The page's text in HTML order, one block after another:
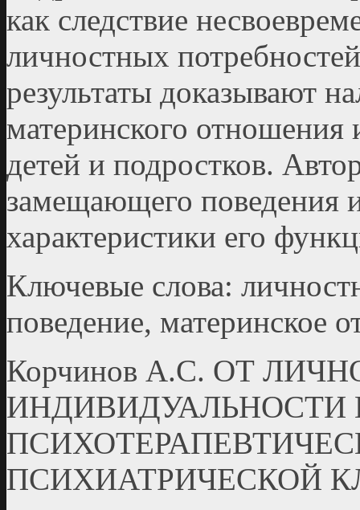
как следствие
личностных
результаты доказывают
материнского
детей и подростков.
замещающего поведения
характеристики его
Ключевые слова:
поведение, материнское
Корчинов А.С. ОТ
ИНДИВИДУАЛЬНОСТИ
ПСИХИАТРИЧЕСКОЙ